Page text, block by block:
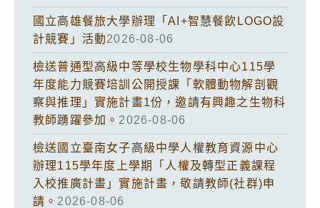
國立高雄餐旅大學辦理「AI+智慧餐飲LOGO設
計競賽」活動2026-08-06
檢送普通型高級中等學校生物學科中心115學
年度能力競賽培訓公開授課「軟體動物解剖觀
察與推理」實施計畫1份，邀請有興趣之生物科
教師踴躍參加。 2026-08-06
檢送國立臺南女子高級中學人權教育資源中心
辦理115學年度上學期「人權及轉型正義課程
入校推廣計畫」實施計畫，敬請教師(社群)申
請。 2026-08-06